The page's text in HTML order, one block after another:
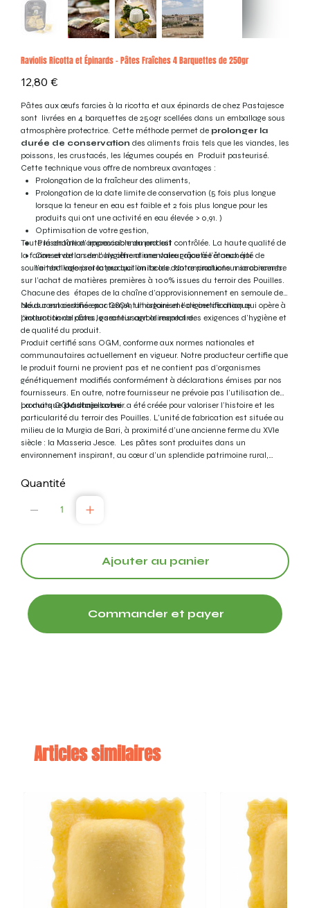
Raviolis Ricotta et Épinards - Pâtes Fraîches 4 Barquettes de 250gr
Prix
12,80 €
Pâtes aux œufs farcies à la ricotta et aux épinards de chez Pastajesce
sont livrées en 4 barquettes de 250gr scellées dans un emballage sous
atmosphère protectrice. Cette méthode permet de prolonger la
durée de conservation des aliments frais tels que les viandes, les
poissons, les crustacés, les légumes coupés en Produit pasteurisé.
Cette technique vous offre de nombreux avantages :
Prolongation de la fraîcheur des aliments,
Prolongation de la date limite de conservation (5 fois plus longue
lorsque la teneur en eau est faible et 2 fois plus longue pour les
produits qui ont une activité en eau élevée > 0,91. )
Optimisation de votre gestion,
Présentation impeccable du produit
Conservation de l’ hygiène alimentaire grâce à l’étanchéité de
l’emballage protecteur qui limite les contaminations microbiennes.
Toute la chaîne d’approvisionnement est contrôlée. La haute qualité de
la farine et de la semoule offrent une valeur ajoutée à ceux qui
souhaitent valoriser la production locale. Notre producteur se concentre
sur l’achat de matières premières à 100% issues du terroir des Pouilles.
Chacune des étapes de la chaîne d’approvisionnement en semoule de
blé dur est certifiée par CSQA, un organisme de certification qui opère à
l’international dans le secteur agroalimentaire.
Nous connaissons exactement l’histoire et l’origine de chaque
production de pâtes, garantissant le respect des exigences d’hygiène et
de qualité du produit.
Produit certifié sans OGM, conforme aux normes nationales et
communautaires actuellement en vigueur. Notre producteur certifie que
le produit fourni ne provient pas et ne contient pas d’organismes
génétiquement modifiés conformément à déclarations émises par nos
fournisseurs. En outre, notre fournisseur ne prévoie pas l’utilisation de
produits OGM dans l’avenir.
La marquepastajeschea été créée pour valoriser l’histoire et les
particularité du terroir des Pouilles. L’unité de fabrication est située au
milieu de la Murgia de Bari, à proximité d’une ancienne ferme du XVIe
siècle : la Masseria Jesce. Les pâtes sont produites dans un
environnement inspirant, au cœur d’un splendide patrimoine rural,
Rome à Brindisi. Pendant la période Romaine , Angevine et Aragonaise
faisaient une halte et côtoyaient bergers et troupeaux transhumants à
l’époque. On suppose également que la Masseria Jesce a été fondée sur
siècle.
Quantité
Ajouter au panier
Commander et payer
Articles similaires